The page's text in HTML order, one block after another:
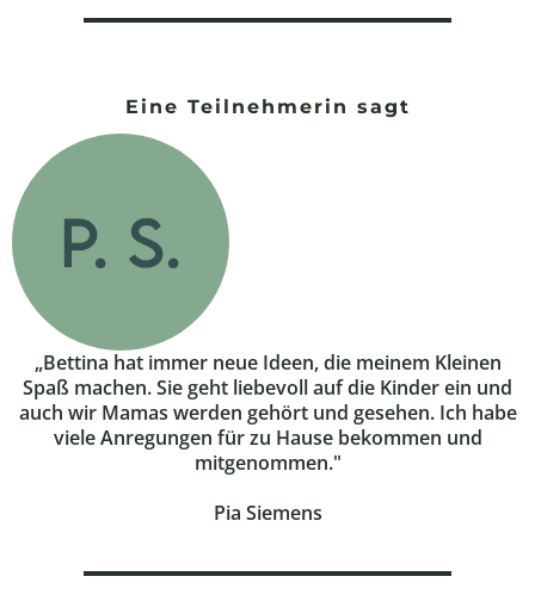
Eine Teilnehmerin sagt
„Bettina hat immer neue Ideen, die meinem Kleinen
Spaß machen. Sie geht liebevoll auf die Kinder ein und
auch wir Mamas werden gehört und gesehen. Ich habe
viele Anregungen für zu Hause bekommen und
mitgenommen."
Pia Siemens